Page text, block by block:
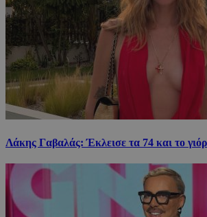
Λάκης Γαβαλάς: Έκλεισε τα 74 και το